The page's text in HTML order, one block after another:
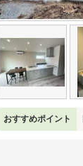
おすすめポイント